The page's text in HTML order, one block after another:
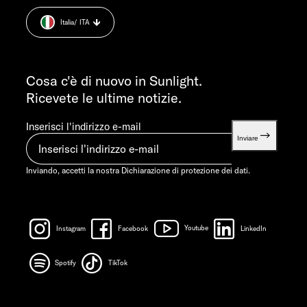
LUN-MART 7:30-12:00 E 13:00-16:00
VEN 07:30-12:00
info@sunlight.de
Cookie Consent
Informazioni sul peso.
Cosa c'è di nuovo in Sunlight.
Ricevete le ultime notizie.
Inserisci l'indirizzo e-mail
Inviare
Inviando, accetti la nostra Dichiarazione di protezione dei dati.
Instagram Facebook Youtube LinkedIn
Spotify TikTok
Italia/ ITA